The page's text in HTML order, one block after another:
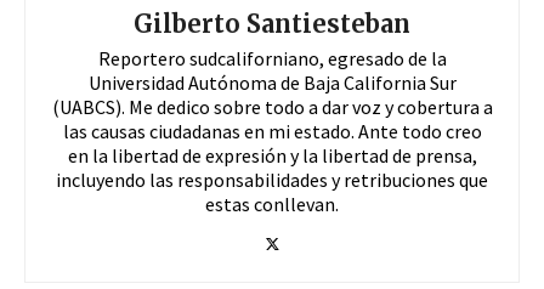
Gilberto Santiesteban
Reportero sudcaliforniano, egresado de la
Universidad Autónoma de Baja California Sur
(UABCS). Me dedico sobre todo a dar voz y cobertura a
las causas ciudadanas en mi estado. Ante todo creo
en la libertad de expresión y la libertad de prensa,
incluyendo las responsabilidades y retribuciones que
estas conllevan.